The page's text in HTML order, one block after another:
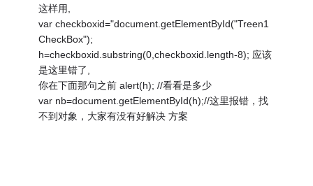
这样用,
var checkboxid="document.getElementById("Treen1
CheckBox");
h=checkboxid.substring(0,checkboxid.length-8); 应该
是这里错了,
你在下面那句之前 alert(h); //看看是多少
var nb=document.getElementById(h);//这里报错，找
不到对象，大家有没有好解决 方案